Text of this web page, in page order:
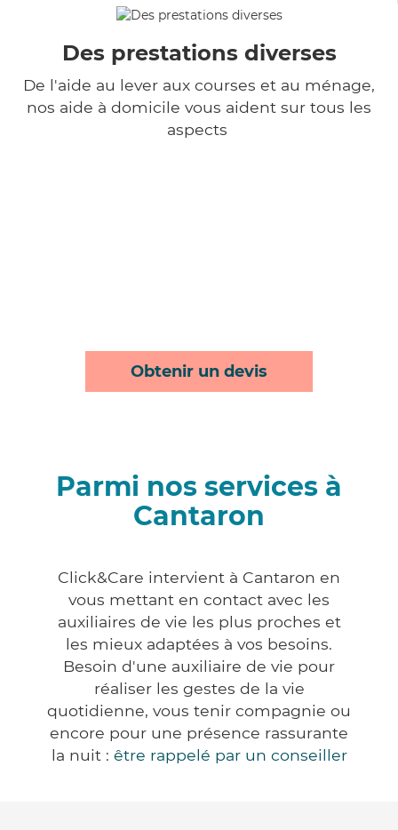
Des prestations diverses
De l'aide au lever aux courses et au ménage,
nos aide à domicile vous aident sur tous les
aspects
Obtenir un devis
Parmi nos services à
Cantaron
Click&Care intervient à Cantaron en
vous mettant en contact avec les
auxiliaires de vie les plus proches et
les mieux adaptées à vos besoins.
Besoin d'une auxiliaire de vie pour
réaliser les gestes de la vie
quotidienne, vous tenir compagnie ou
encore pour une présence rassurante
la nuit : être rappelé par un conseiller